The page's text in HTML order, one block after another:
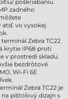
poškriabaniu.
zadného
atď. vo vysokej
Zebra TC22
krytie IP68 proti
v prostredí skladu.
bezdrôtové
Wi-Fi 6E
Zebra TC22 je
pištoľový dizajn s